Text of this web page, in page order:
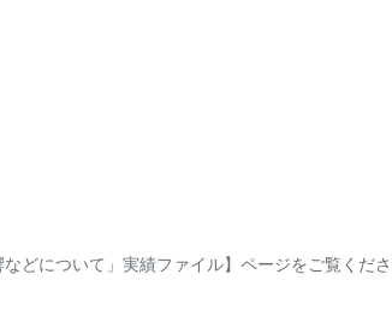
どについて」実績ファイル】ページをご覧くださ